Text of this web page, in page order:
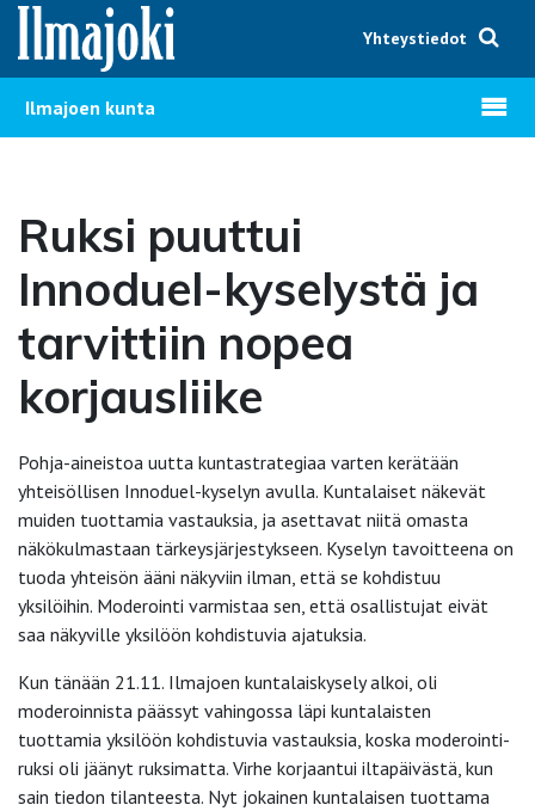
Hyppää sisältöön
Yhteystiedot
Ilmajoen kunta Avaa
Ruksi puuttui
Innoduel-kyselystä ja
tarvittiin nopea
korjausliike
Pohja-aineistoa uutta kuntastrategiaa varten kerätään
yhteisöllisen Innoduel-kyselyn avulla. Kuntalaiset näkevät
muiden tuottamia vastauksia, ja asettavat niitä omasta
näkökulmastaan tärkeysjärjestykseen. Kyselyn tavoitteena on
tuoda yhteisön ääni näkyviin ilman, että se kohdistuu
yksilöihin. Moderointi varmistaa sen, että osallistujat eivät
saa näkyville yksilöön kohdistuvia ajatuksia.
Kun tänään 21.11. Ilmajoen kuntalaiskysely alkoi, oli
moderoinnista päässyt vahingossa läpi kuntalaisten
tuottamia yksilöön kohdistuvia vastauksia, koska moderointi-
ruksi oli jäänyt ruksimatta. Virhe korjaantui iltapäivästä, kun
sain tiedon tilanteesta. Nyt jokainen kuntalaisen tuottama